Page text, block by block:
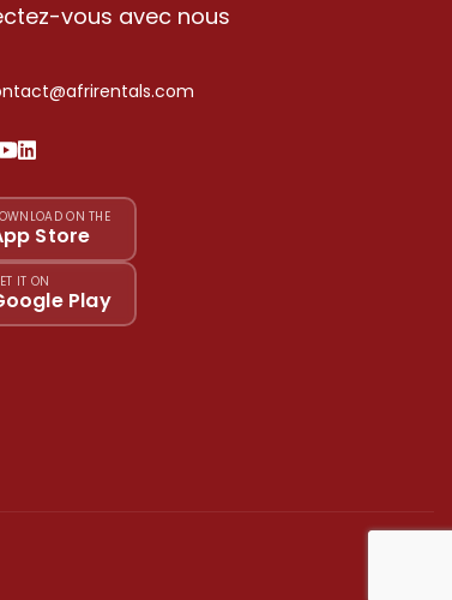
vous avec nous
ON THE
Store
IT ON
Play